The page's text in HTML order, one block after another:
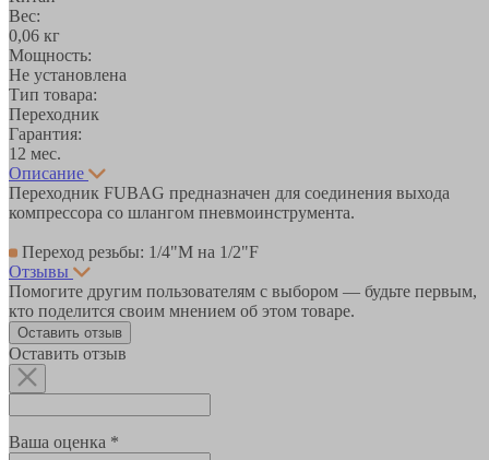
Вес:
0,06 кг
Мощность:
Не установлена
Тип товара:
Переходник
Гарантия:
12 мес.
Описание
Переходник FUBAG предназначен для соединения выхода
компрессора со шлангом пневмоинструмента.
Переход резьбы: 1/4"М на 1/2"F
Отзывы
Помогите другим пользователям с выбором — будьте первым,
кто поделится своим мнением об этом товаре.
Оставить отзыв
Оставить отзыв
Ваша оценка *